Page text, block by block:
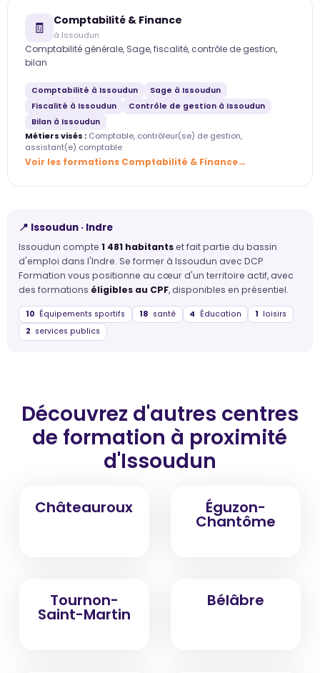
🧾 Comptabilité & Finance
à Issoudun
Comptabilité générale, Sage, fiscalité, contrôle de gestion,
bilan
Comptabilité à Issoudun
Sage à Issoudun
Fiscalité à Issoudun
Contrôle de gestion à Issoudun
Bilan à Issoudun
Métiers visés : Comptable, contrôleur(se) de gestion,
assistant(e) comptable
Voir les formations Comptabilité & Finance
📍 Issoudun · Indre
Issoudun compte 1 481 habitantset fait partie du bassin
d'emploi dans l'Indre. Se former à Issoudun avec DCP
Formation vous positionne au cœur d'un territoire actif, avec
des formations éligibles au CPF, disponibles en présentiel.
10 Équipements sportifs 18 santé 4 Éducation 1 loisirs
2 services publics
Découvrez d'autres centres
de formation à proximité
d'Issoudun
Châteauroux Éguzon-
Chantôme
Tournon-
Saint-Martin
Bélâbre